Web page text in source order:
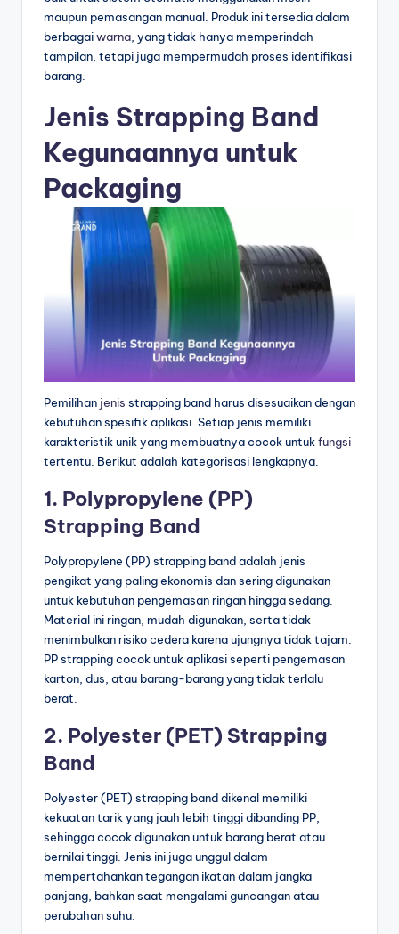
maupun pemasangan manual. Produk ini tersedia dalam
berbagaiwarna, yang tidak hanya memperindah
tampilan, tetapi juga mempermudah proses identifikasi
barang.
Jenis Strapping Band
Kegunaannya untuk
Packaging
Pemilihan jenis strapping band harus disesuaikan dengan
kebutuhan spesifik aplikasi. Setiap jenis memiliki
karakteristik unik yang membuatnya cocok untukfungsi
tertentu. Berikut adalah kategorisasi lengkapnya.
1. Polypropylene (PP)
Strapping Band
Polypropylene (PP) strapping band adalah jenis
pengikat yang paling ekonomis dan sering digunakan
untuk kebutuhan pengemasan ringan hingga sedang.
Material ini ringan, mudah digunakan, serta tidak
menimbulkan risiko cedera karena ujungnya tidak tajam.
PP strapping cocok untuk aplikasi seperti pengemasan
karton, dus, atau barang-barang yang tidak terlalu
berat.
2. Polyester (PET) Strapping
Band
Polyester (PET) strapping band dikenal memiliki
kekuatan tarik yang jauh lebih tinggi dibanding PP,
sehingga cocok digunakan untuk barang berat atau
bernilai tinggi. Jenis ini juga unggul dalam
mempertahankan tegangan ikatan dalam jangka
panjang, bahkan saat mengalami guncangan atau
perubahan suhu.